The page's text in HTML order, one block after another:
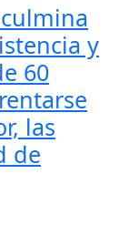
y
60
las
de